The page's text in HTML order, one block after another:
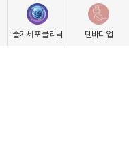
환자권리장전 비급여항목
줄기세포 클리닉 텐바디업